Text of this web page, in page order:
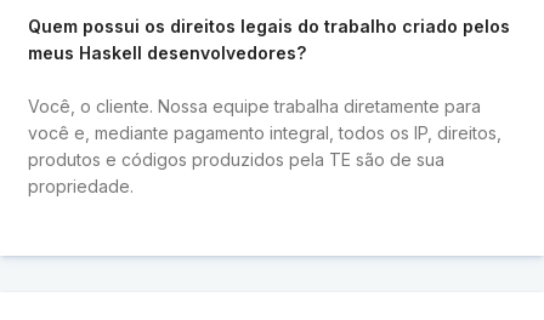
Quem possui os direitos legais do trabalho criado pelos
meus Haskell desenvolvedores?
Você, o cliente. Nossa equipe trabalha diretamente para
você e, mediante pagamento integral, todos os IP, direitos,
produtos e códigos produzidos pela TE são de sua
propriedade.